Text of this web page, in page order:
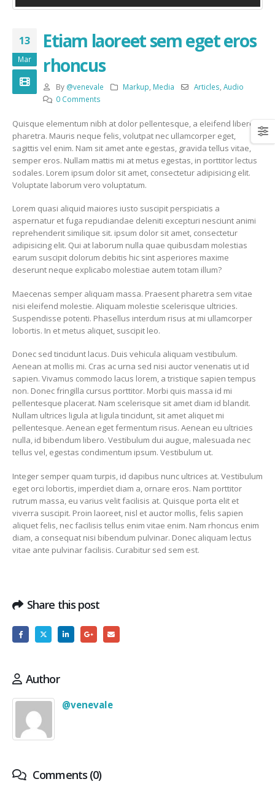
13
Mar
Etiam laoreet sem eget eros
rhoncus
By @venevale Markup Media Articles ,Audio
0 Comments
Quisque elementum nibh at dolor pellentesque, a eleifend libero
pharetra. Mauris neque felis, volutpat nec ullamcorper eget,
sagittis vel enim. Nam sit amet ante egestas, gravida tellus vitae,
semper eros. Nullam mattis mi at metus egestas, in porttitor lectus
sodales. Lorem ipsum dolor sit amet, consectetur adipisicing elit.
Voluptate laborum vero voluptatum.
Lorem quasi aliquid maiores iusto suscipit perspiciatis a
aspernatur et fuga repudiandae deleniti excepturi nesciunt animi
reprehenderit similique sit. ipsum dolor sit amet, consectetur
adipisicing elit. Qui at laborum nulla quae quibusdam molestias
earum suscipit dolorum debitis hic sint asperiores maxime
deserunt neque explicabo molestiae autem totam illum?
Maecenas semper aliquam massa. Praesent pharetra sem vitae
nisi eleifend molestie. Aliquam molestie scelerisque ultricies.
Suspendisse potenti. Phasellus interdum risus at mi ullamcorper
lobortis. In et metus aliquet, suscipit leo.
Donec sed tincidunt lacus. Duis vehicula aliquam vestibulum.
Aenean at mollis mi. Cras ac urna sed nisi auctor venenatis ut id
sapien. Vivamus commodo lacus lorem, a tristique sapien tempus
non. Donec fringilla cursus porttitor. Morbi quis massa id mi
pellentesque placerat. Nam scelerisque sit amet diam id blandit.
Nullam ultrices ligula at ligula tincidunt, sit amet aliquet mi
pellentesque. Aenean eget fermentum risus. Aenean eu ultricies
nulla, id bibendum libero. Vestibulum dui augue, malesuada nec
tellus vel, egestas condimentum ipsum. Vestibulum ut.
Integer semper quam turpis, id dapibus nunc ultrices at. Vestibulum
eget orci lobortis, imperdiet diam a, ornare eros. Nam porttitor
rutrum massa, eu varius velit facilisis at. Quisque porta elit et
viverra suscipit. Proin laoreet, nisl et auctor mollis, felis sapien
aliquet felis, nec facilisis tellus enim vitae enim. Nam rhoncus enim
diam, a consequat nisi bibendum pulvinar. Donec aliquam lectus
vitae ante pulvinar facilisis. Curabitur sed sem est.
Share this post
Author
@venevale
Comments (0)